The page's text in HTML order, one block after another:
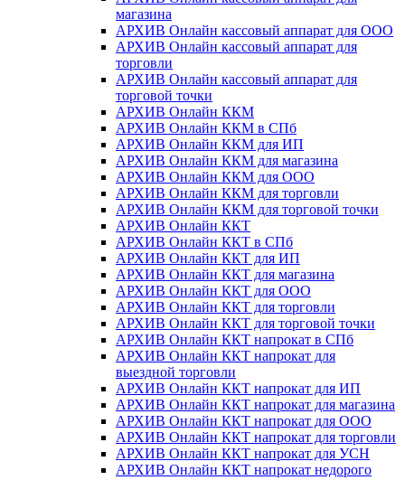
магазина
АРХИВ Онлайн кассовый аппарат для ООО
АРХИВ Онлайн кассовый аппарат для
торговли
АРХИВ Онлайн кассовый аппарат для
торговой точки
АРХИВ Онлайн ККМ
АРХИВ Онлайн ККМ в СПб
АРХИВ Онлайн ККМ для ИП
АРХИВ Онлайн ККМ для магазина
АРХИВ Онлайн ККМ для ООО
АРХИВ Онлайн ККМ для торговли
АРХИВ Онлайн ККМ для торговой точки
АРХИВ Онлайн ККТ
АРХИВ Онлайн ККТ в СПб
АРХИВ Онлайн ККТ для ИП
АРХИВ Онлайн ККТ для магазина
АРХИВ Онлайн ККТ для ООО
АРХИВ Онлайн ККТ для торговли
АРХИВ Онлайн ККТ для торговой точки
АРХИВ Онлайн ККТ напрокат в СПб
АРХИВ Онлайн ККТ напрокат для
выездной торговли
АРХИВ Онлайн ККТ напрокат для ИП
АРХИВ Онлайн ККТ напрокат для магазина
АРХИВ Онлайн ККТ напрокат для ООО
АРХИВ Онлайн ККТ напрокат для торговли
АРХИВ Онлайн ККТ напрокат для УСН
АРХИВ Онлайн ККТ напрокат недорого